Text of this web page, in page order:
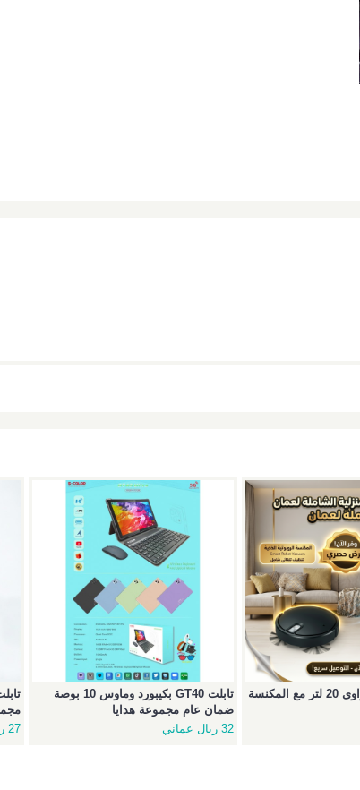
27 ريال عماني
تابلت GT40 بكيبورد وماوس 10 بوصة
ضمان عام مجموعة هدايا
32 ريال عماني
عرض تكييف صحراوى 20 لتر مع المكنسة